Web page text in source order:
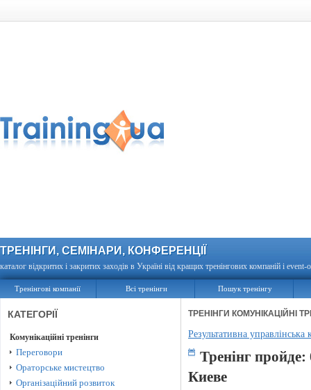
ТРЕНІНГИ, СЕМІНАРИ, КОНФЕРЕНЦІЇ
каталог відкритих і закритих заходів в Україні від кращих тренінгових компаній і event-
Тренінгові компанії Всі тренінги Пошук тренінгу
КАТЕГОРІЇ
Комунікаційні тренінги
Переговори
Ораторське мистецтво
Організаційний розвиток
ТРЕНІНГИ КОМУНІКАЦІЙНІ
Результативна управлінська
Тренінг пройде:
Киеве